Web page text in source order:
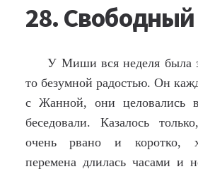
28.
У Миши вся неделя была
то безумной радостью. Он
с Жанной, они целовались
беседовали. Казалось
очень рвано и коротко,
перемена длилась часами и